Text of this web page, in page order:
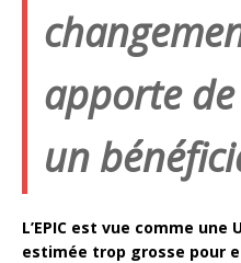
apporte
un
L’EPIC est vue comme
estimée trop grosse pour